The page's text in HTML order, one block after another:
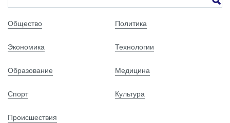
Общество Политика
Экономика Технологии
Образование Медицина
Спорт Культура
Происшествия